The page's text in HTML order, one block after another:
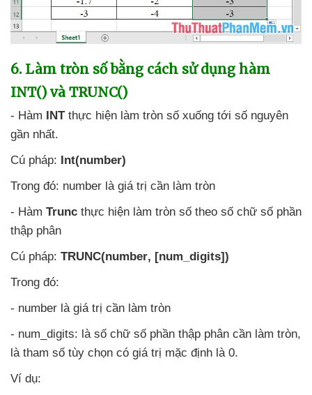
6. Làm tròn số bằng cách sử dụng hàm
INT() và TRUNC()
- Hàm INT thực hiện làm tròn số xuống tới số nguyên
gần nhất.
Cú pháp:
Int(number)
Trong đó: number là giá trị cần làm tròn
- Hàm Trunc thực hiện làm tròn số theo số chữ số phần
thập phân
Cú pháp: TRUNC(number, [num_digits])
Trong đó:
- number là giá trị cần làm tròn
- num_digits: là số chữ số phần thập phân cần làm tròn,
là tham số tùy chọn có giá trị mặc định là 0.
Ví dụ: